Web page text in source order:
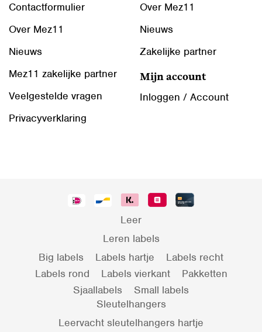
Contactformulier
Over Mez11
Nieuws
Mez11 zakelijke partner
Veelgestelde vragen
Privacyverklaring
Over Mez11
Nieuws
Zakelijke partner
Mijn account
Inloggen / Account
Leer
Leren labels
Big labels
Labels hartje
Labels recht
Labels rond
Labels vierkant
Pakketten
Sjaallabels
Small labels
Sleutelhangers
Leervacht sleutelhangers hartje